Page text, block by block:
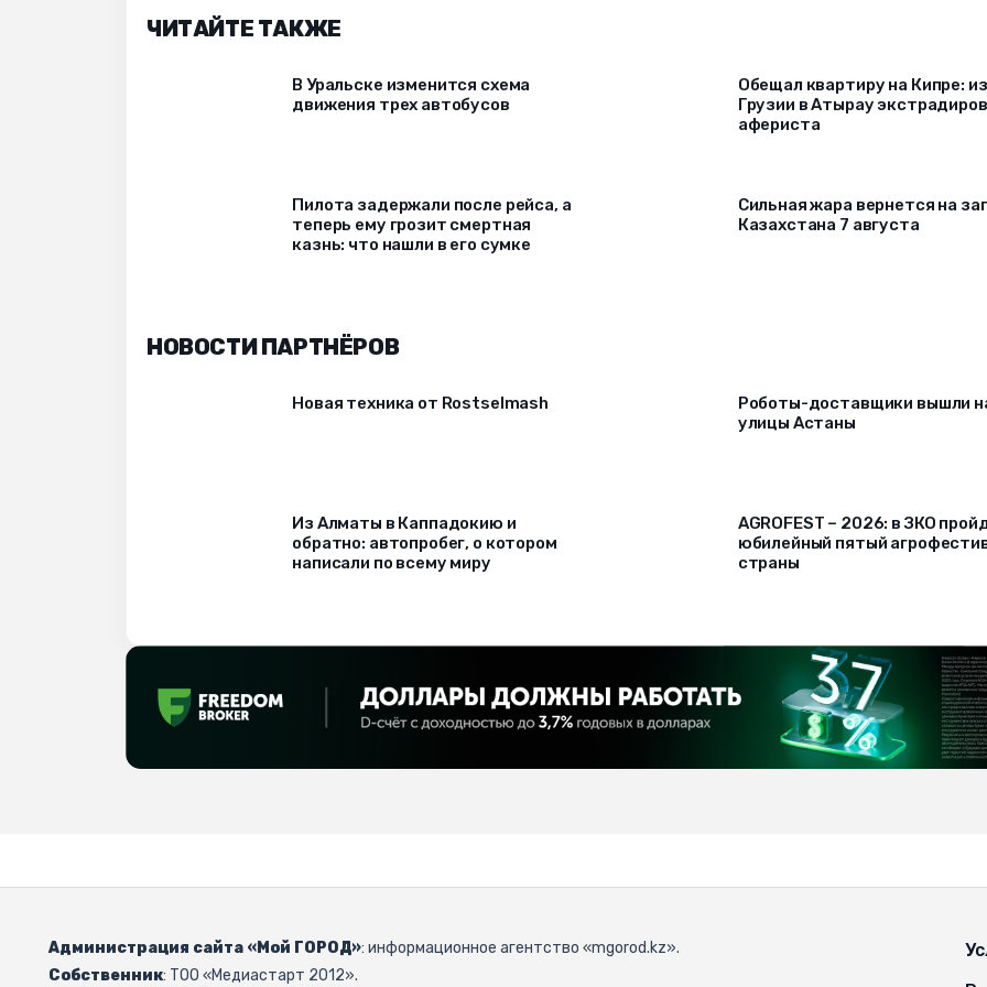
ЧИТАЙТЕ ТАКЖЕ
В Уральске изменится схема
движения трех автобусов
Обещал квартиру на Кипре: из
Грузии в Атырау
афериста
Пилота задержали после рейса, а
теперь ему грозит смертная
казнь: что нашли в его сумке
Сильная жара вернется на
Казахстана 7 августа
НОВОСТИ ПАРТНЁРОВ
Новая техника от Rostselmash
Роботы-доставщики вышли
улицы Астаны
Из Алматы в Каппадокию и
обратно: автопробег, о котором
написали по всему миру
AGROFEST – 2026: в ЗКО
юбилейный пятый
страны
Администрация сайта «Мой ГОРОД»: информационное агентство «mgorod.kz».
Собственник: ТОО «Медиастарт 2012».